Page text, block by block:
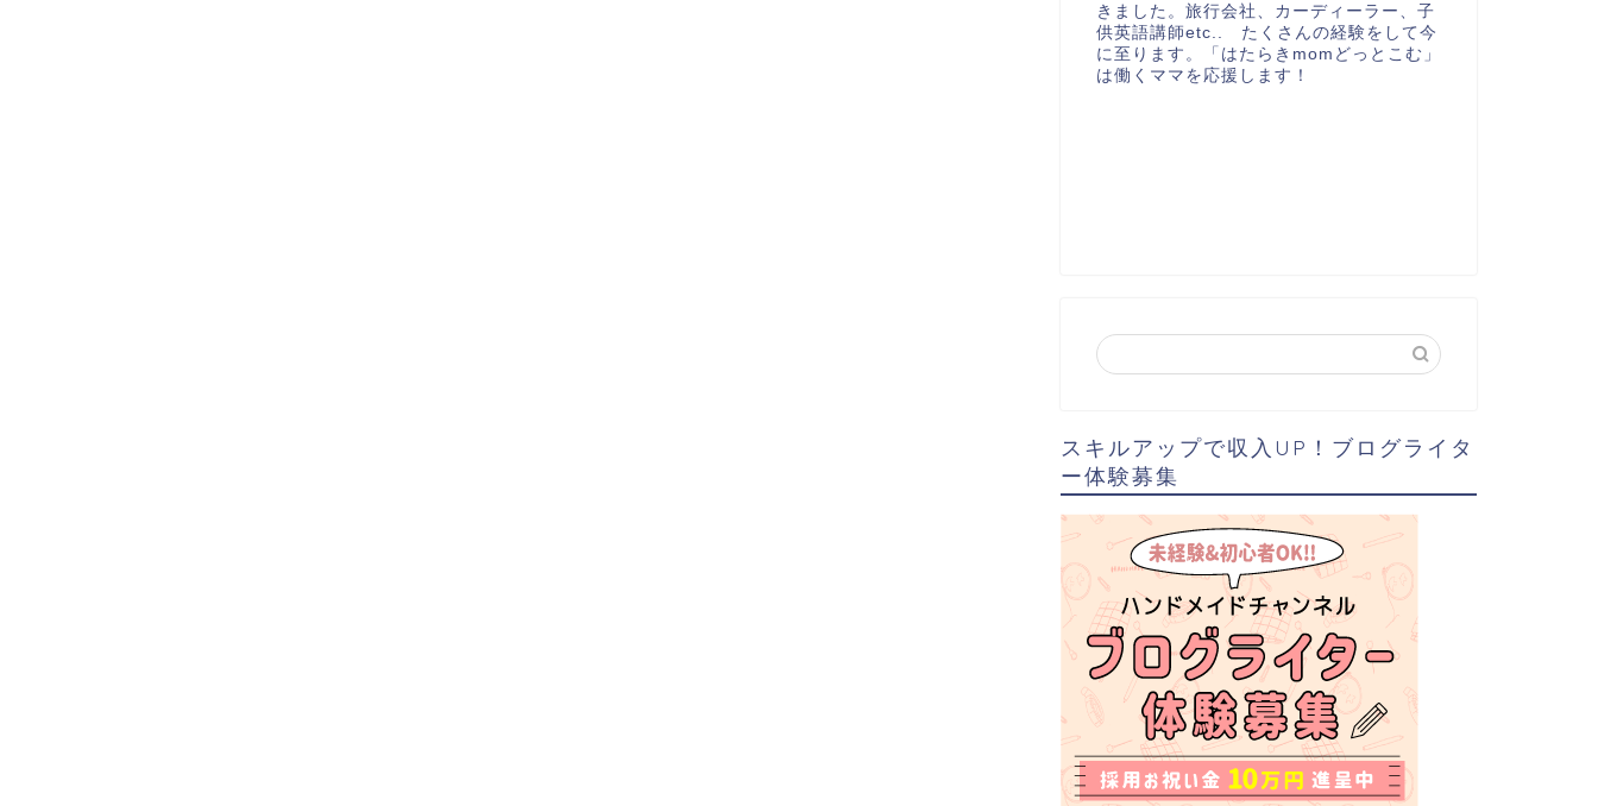
きました。旅行会社、カーディーラー、子
供英語講師etc.. たくさんの経験をして今
に至ります。「はたらきmomどっとこむ」
は働くママを応援します！
スキルアップで収入UP！ブログライタ
ー体験募集